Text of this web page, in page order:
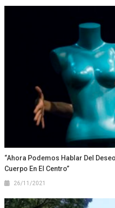
“Ahora Podemos Hablar Del
Cuerpo En El Centro”
26/11/2021